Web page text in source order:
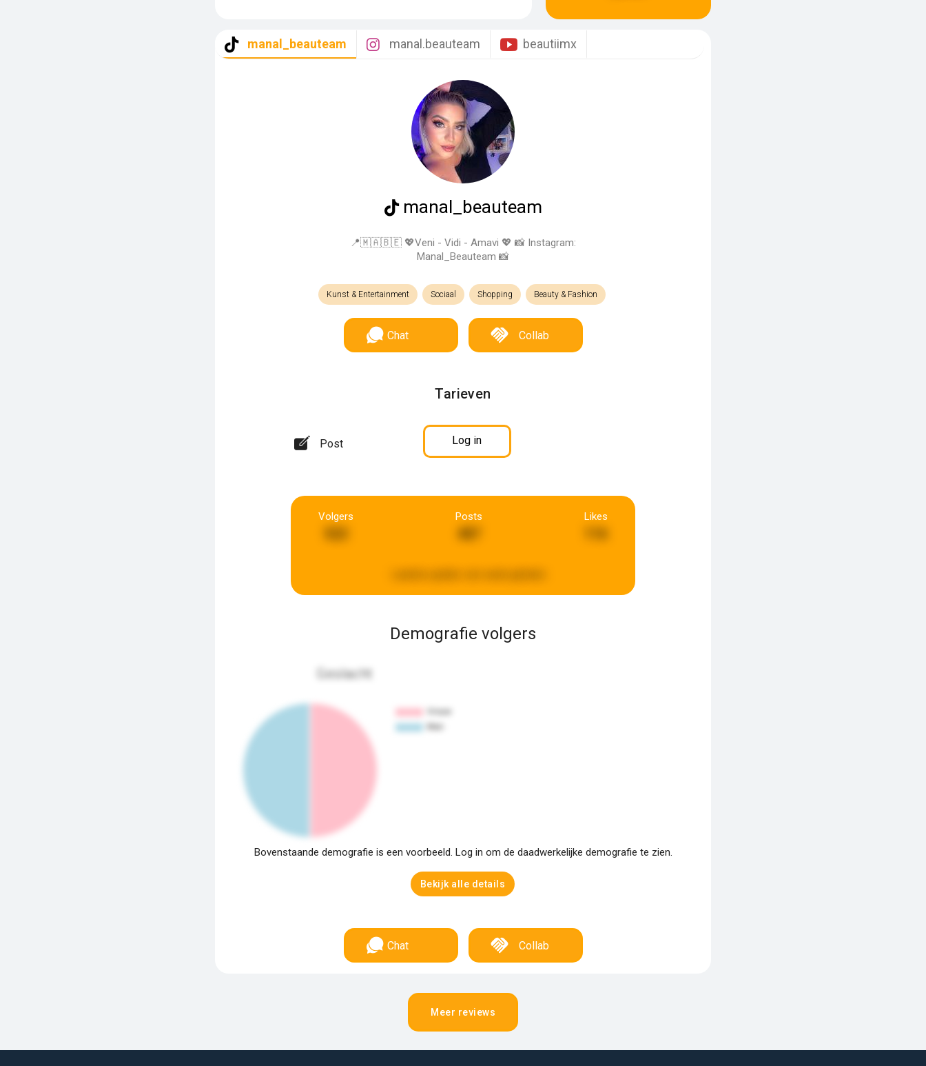
manal_beauteam manal.beauteam beautiimx
manal_beauteam
📍🇲🇦🇧🇪 💖Veni - Vidi - Amavi 💖 📸 Instagram:
Manal_Beauteam 📸
Kunst & Entertainment Sociaal Shopping Beauty & Fashion
Chat Collab
Tarieven
Post Log in
Volgers Posts
487
Likes
Demografie volgers
Geslacht
Bovenstaande demografie is een voorbeeld. Log in om de daadwerkelijke demografie te zien.
Bekijk alle details
Chat Collab
Meer reviews